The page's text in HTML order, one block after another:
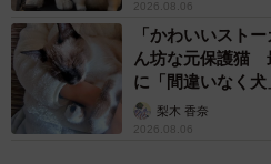
迎えてくれたのですか？
「嬉し泣きのようなものすごい
ン（嬉し過ぎておしっこがちび
2026.08.06
「かわいいスト
ん坊な元保護猫
に「間違いなく
梨木 香奈
2026.08.06